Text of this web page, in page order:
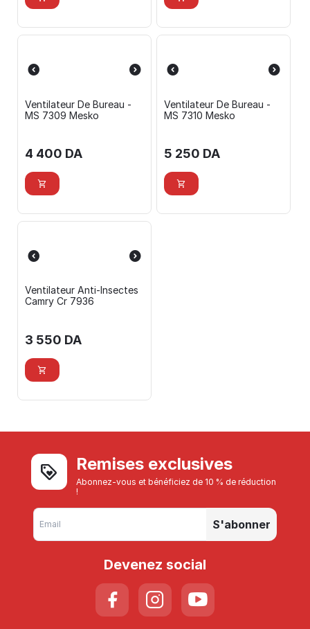
Ventilateur De Bureau -
MS 7309 Mesko
4 400 DA
Ventilateur De Bureau -
MS 7310 Mesko
5 250 DA
Ventilateur Anti-Insectes
Camry Cr 7936
3 550 DA
Remises exclusives
Abonnez-vous et bénéficiez de 10 % de réduction
!
S'abonner
Devenez social